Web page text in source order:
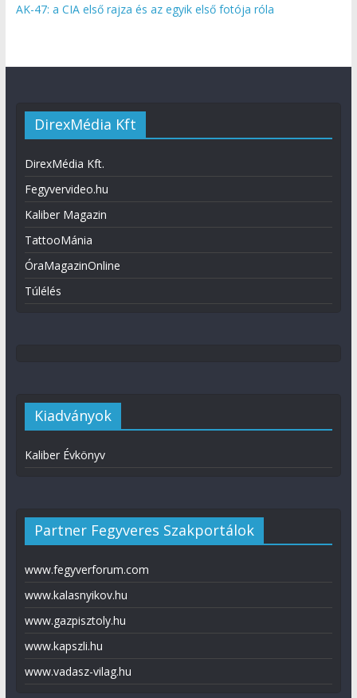
AK-47: a CIA első rajza és az egyik első fotója róla
DirexMédia Kft
DirexMédia Kft.
Fegyvervideo.hu
Kaliber Magazin
TattooMánia
ÓraMagazinOnline
Túlélés
Kiadványok
Kaliber Évkönyv
Partner Fegyveres Szakportálok
www.fegyverforum.com
www.kalasnyikov.hu
www.gazpisztoly.hu
www.kapszli.hu
www.vadasz-vilag.hu